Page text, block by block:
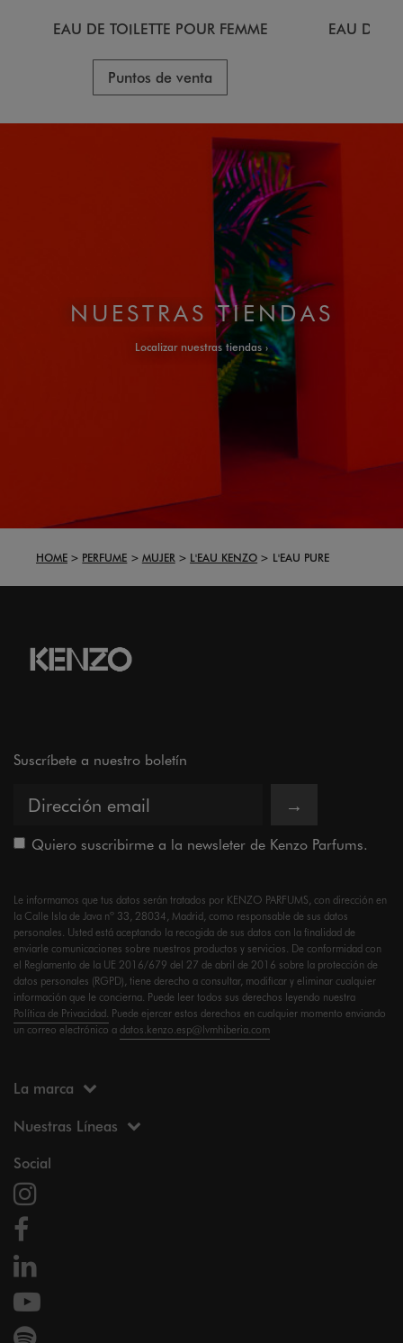
EAU DE TOILETTE POUR FEMME
Puntos de venta
EAU DE
NUESTRAS TIENDAS
Localizar nuestras tiendas
HOME PERFUME MUJER L'EAU KENZO L'EAU PURE
Suscríbete a nuestro boletín
→
Quiero suscribirme a la newsleter de Kenzo Parfums.
Le informamos que tus datos serán tratados por KENZO PARFUMS, con dirección en
la Calle Isla de Java nº 33, 28034, Madrid, como responsable de sus datos
personales. Usted está aceptando la recogida de sus datos con la finalidad de
enviarle comunicaciones sobre nuestros productos y servicios. De conformidad con
el Reglamento de la UE 2016/679 del 27 de abril de 2016 sobre la protección de
datos personales (RGPD), tiene derecho a consultar, modificar y eliminar cualquier
información que le concierna. Puede leer todos sus derechos leyendo nuestra
Política de Privacidad. Puede ejercer estos derechos en cualquier momento enviando
un correo electrónico adatos.kenzo.esp@lvmhiberia.com
La marca
Nuestras Líneas
Social